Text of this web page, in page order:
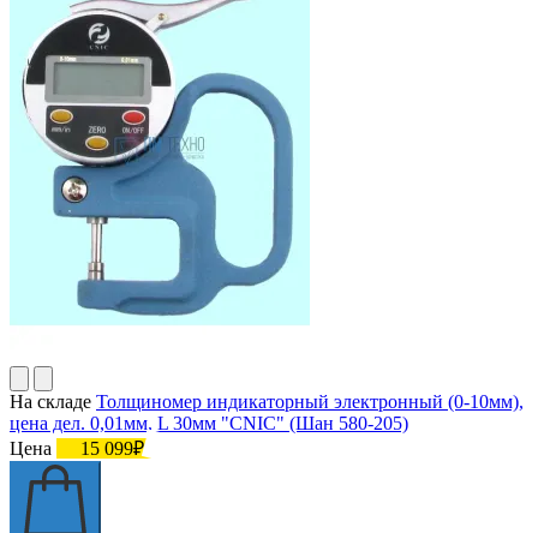
На складе Толщиномер индикаторный электронный (0-10мм),
цена дел. 0,01мм, L 30мм "CNIC" (Шан 580-205)
Цена
15 099₽